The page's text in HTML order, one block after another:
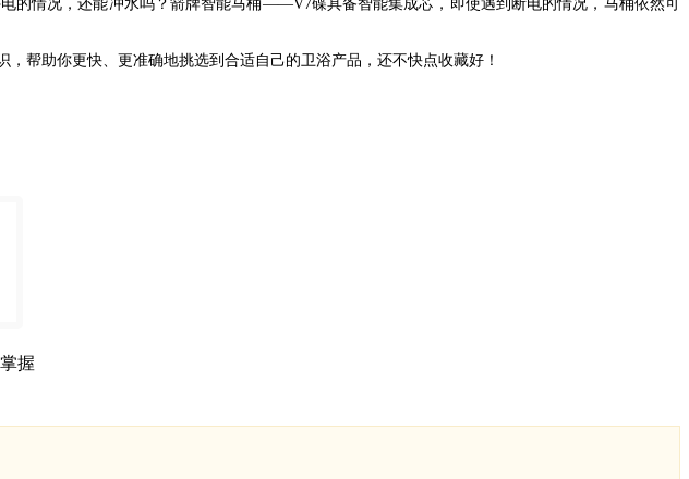
的情况，还能冲水吗？箭牌智能马桶——V7碟具备智能集成芯，即使遇到断电的情况，马桶依然可
帮助你更快、更准确地挑选到合适自己的卫浴产品，还不快点收藏好！
握